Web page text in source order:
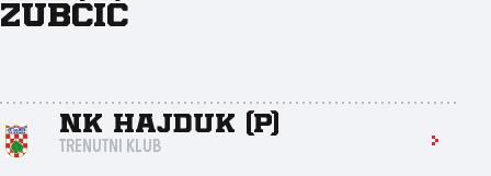
Zubčić
NK Hajduk (P)
TRENUTNI KLUB